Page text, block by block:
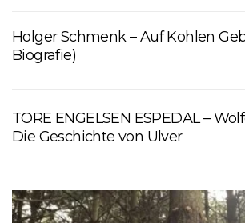
Holger Schmenk – Auf Kohlen
Biografie)
TORE ENGELSEN ESPEDAL –
Die Geschichte von Ulver